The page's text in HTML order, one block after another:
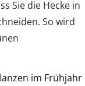
Sie die Hecke in
So wird
im Frühjahr